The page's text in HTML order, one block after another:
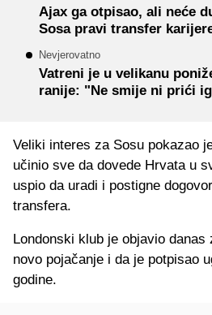
Ajax ga otpisao, ali neće
Sosa pravi transfer
Nevjerovatno
Vatreni je u velikanu
ranije: "Ne smije ni prići
Veliki interes za Sosu pokazao
učinio sve da dovede Hrvata u
uspio da uradi i postigne
transfera.
Londonski klub je objavio danas
novo pojačanje i da je potpisao
godine.